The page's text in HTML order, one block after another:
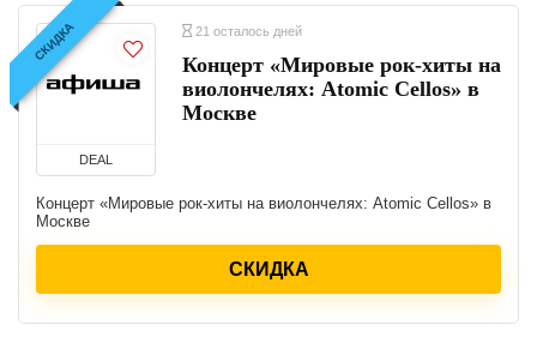
СКИДКА
DEAL
21 осталось дней
Концерт «Мировые рок-хиты на
виолончелях: Atomic Cellos» в
Москве
Концерт «Мировые рок-хиты на виолончелях: Atomic Cellos» в
Москве
СКИДКА